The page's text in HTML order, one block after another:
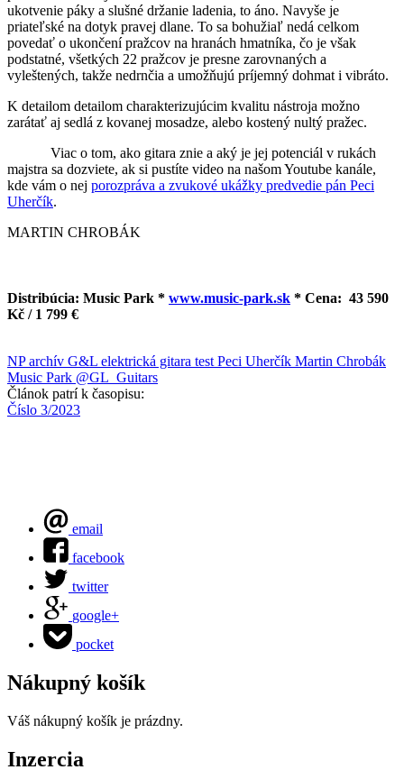
ukotvenie páky a slušné držanie ladenia, to áno. Navyše je
priateľské na dotyk pravej dlane. To sa bohužiaľ nedá celkom
povedať o ukončení pražcov na hranách hmatníka, čo je však
podstatné, všetkých 22 pražcov je presne zarovnaných a
vyleštených, takže nedrnčia a umožňujú príjemný dohmat i vibráto.
K detailom detailom charakterizujúcim kvalitu nástroja možno
zarátať aj sedlá z kovanej mosadze, alebo kostený nultý pražec.
Viac o tom, ako gitara znie a aký je jej potenciál v rukách
majstra sa dozviete, ak si pustíte video na našom Youtube kanále,
kde vám o nej porozpráva a zvukové ukážky predvedie pán Peci
Uherčík.
MARTIN CHROBÁK
Distribúcia: Music Park * www.music-park.sk * Cena: 43 590
Kč / 1 799 €
NP archív G&L elektrická gitara test Peci Uherčík Martin Chrobák
Music Park @GL_Guitars
Článok patrí k časopisu:
Číslo 3/2023
email
facebook
twitter
google+
pocket
Nákupný košík
Váš nákupný košík je prázdny.
Inzercia